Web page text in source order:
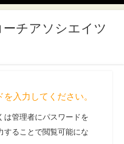
ーチアソシエイツ
入力してください。
は管理者にパスワードを
することで閲覧可能にな